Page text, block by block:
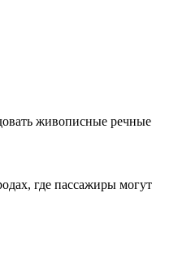
живописные речные
где пассажиры могут